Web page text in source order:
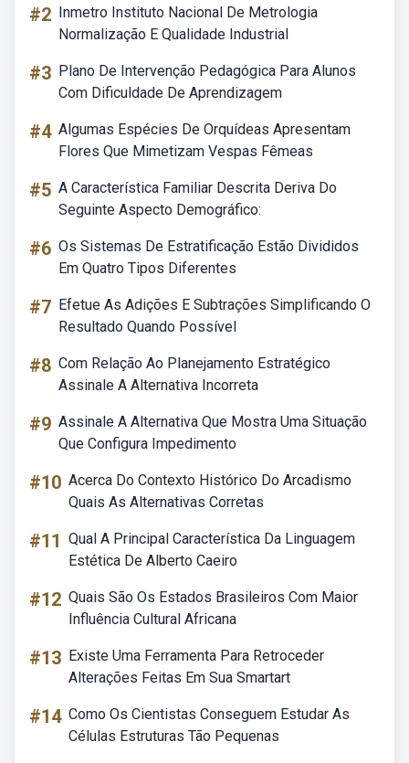
#2 Inmetro Instituto Nacional De Metrologia
Normalização E Qualidade Industrial
#3 Plano De Intervenção Pedagógica Para Alunos
Com Dificuldade De Aprendizagem
#4 Algumas Espécies De Orquídeas Apresentam
Flores Que Mimetizam Vespas Fêmeas
#5 A Característica Familiar Descrita Deriva Do
Seguinte Aspecto Demográfico:
#6 Os Sistemas De Estratificação Estão Divididos
Em Quatro Tipos Diferentes
#7 Efetue As Adições E Subtrações Simplificando O
Resultado Quando Possível
#8 Com Relação Ao Planejamento Estratégico
Assinale A Alternativa Incorreta
#9 Assinale A Alternativa Que Mostra Uma Situação
Que Configura Impedimento
#10 Acerca Do Contexto Histórico Do Arcadismo
Quais As Alternativas Corretas
#11 Qual A Principal Característica Da Linguagem
Estética De Alberto Caeiro
#12 Quais São Os Estados Brasileiros Com Maior
Influência Cultural Africana
#13 Existe Uma Ferramenta Para Retroceder
Alterações Feitas Em Sua Smartart
#14 Como Os Cientistas Conseguem Estudar As
Células Estruturas Tão Pequenas